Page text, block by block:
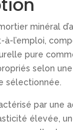
minéral
l’emploi,
pure
selon
sélectionnée.
par une
élevée,